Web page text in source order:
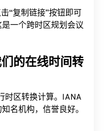
“复制链接”按钮即可
一个跨时区规划会议
的在线时间转
时区转换计算。IANA
名机构，信誉良好。